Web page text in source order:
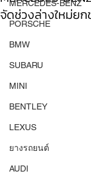
MERCEDES-BENZ
PORSCHE
BMW
SUBARU
MINI
BENTLEY
LEXUS
ยางรถยนต์
AUDI
จัดช่วงล่างใหม่ย